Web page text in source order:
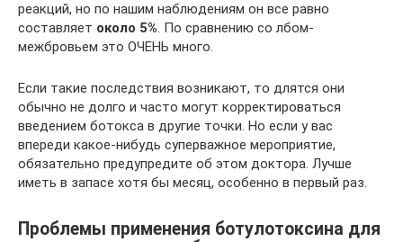
реакций, но по нашим наблюдениям он все равно
составляет около 5%. По сравнению со лбом-
межбровьем это ОЧЕНЬ много.
Если такие последствия возникают, то длятся они
обычно не долго и часто могут корректироваться
введением ботокса в другие точки. Но если у вас
впереди какое-нибудь суперважное мероприятие,
обязательно предупредите об этом доктора. Лучше
иметь в запасе хотя бы месяц, особенно в первый раз.
Проблемы применения ботулотоксина для